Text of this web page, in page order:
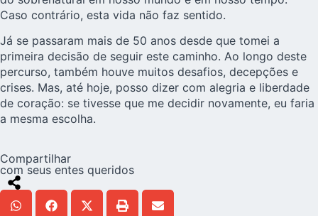
Caso contrário, esta vida não faz sentido.
Já se passaram mais de 50 anos desde que tomei a
primeira decisão de seguir este caminho. Ao longo deste
percurso, também houve muitos desafios, decepções e
crises. Mas, até hoje, posso dizer com alegria e liberdade
de coração: se tivesse que me decidir novamente, eu faria
a mesma escolha.
Compartilhar
com seus entes queridos